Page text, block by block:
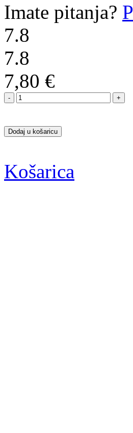
Imate pitanja?
7.8
7.8
7,80 €
Dodaj u košaricu
Košarica